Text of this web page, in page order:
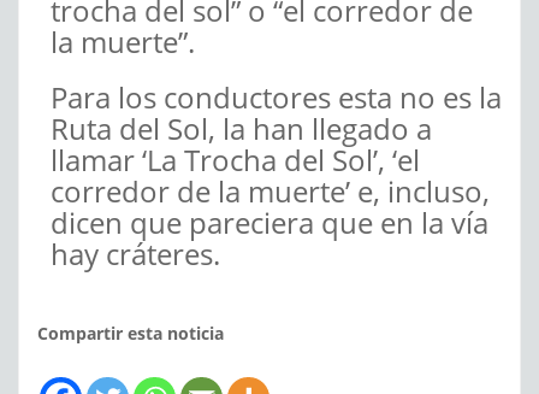
trocha del sol” o “el corredor de
la muerte”.
Para los conductores esta no es la
Ruta del Sol, la han llegado a
llamar ‘La Trocha del Sol’, ‘el
corredor de la muerte’ e, incluso,
dicen que pareciera que en la vía
hay cráteres.
Compartir esta noticia